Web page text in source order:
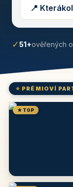
✓51+ověřených
⭐ PRÉMIOVÍ
★ TOP